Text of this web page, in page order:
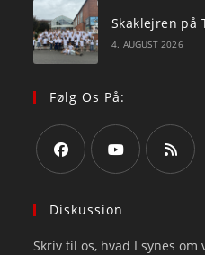
Skaklejren på
4. AUGUST 2026
Følg Os På:
in
in
Diskussion
Skriv til os, hvad I synes om